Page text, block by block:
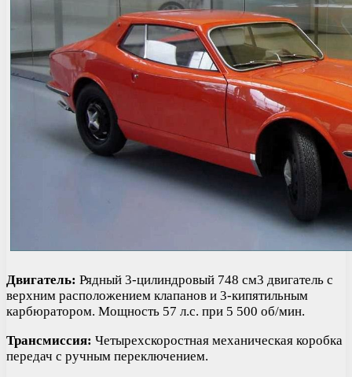
Двигатель: Рядный 3-цилиндровый 748 см3 двигатель с
верхним расположением клапанов и 3-кипятильным
карбюратором. Мощность 57 л.с. при 5 500 об/мин.
Трансмиссия: Четырехскоростная механическая коробка
передач с ручным переключением.